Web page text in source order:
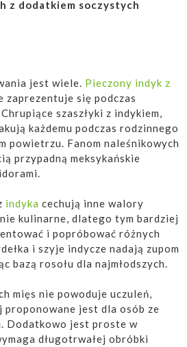
z dodatkiem soczystych
jest wiele. Pieczony indyk z
zaprezentuje się podczas
szaszłyki z indykiem,
każdemu podczas rodzinnego
powietrzu. Fanom naleśnikowych
przypadną meksykańskie
indyka cechują inne walory
kulinarne, dlatego tym bardziej
i popróbować różnych
i szyje indycze nadają zupom
bazą rosołu dla najmłodszych.
mięs nie powoduje uczuleń,
jest dla osób ze
Dodatkowo jest proste w
długotrwałej obróbki